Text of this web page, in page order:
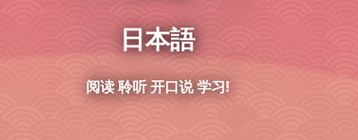
日本語
阅读 聆听 开口说 学习!